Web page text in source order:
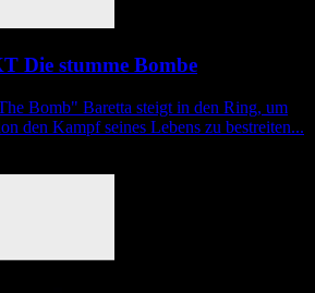
Die stumme Bombe
Bomb" Baretta steigt in den Ring, um
den Kampf seines Lebens zu bestreiten...